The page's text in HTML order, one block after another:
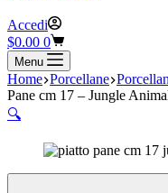
Accedi
Carrello
$0.00 0
Menu
Home Porcellane
Pane cm 17 – Jungle
🔍